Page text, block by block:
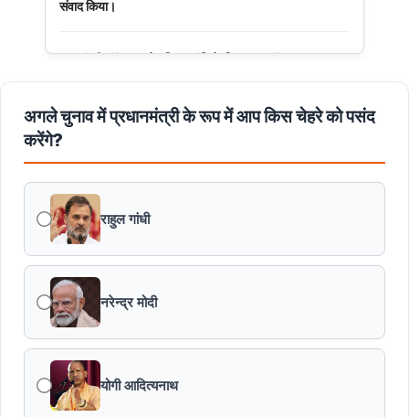
संवाद किया।
मुख्यमंत्री डॉ. यादव ने हरित क्रांति के शिल्पकार डॉ. एम.एस.
स्वामीनाथन की जयंती पर किया नमन
मुख्यमंत्री डॉ. यादव ने बाबूलाल जैन की पुण्यतिथि पर किया नमन
मुख्यमंत्री डॉ. यादव ने गुरुदेव रवीन्द्रनाथ टैगोर की पुण्यतिथि पर की
श्रद्धांजलि अर्पित
अगले चुनाव में प्रधानमंत्री के रूप में आप किस चेहरे को पसंद
करेंगे?
राहुल गांधी
नरेन्द्र मोदी
योगी आदित्यनाथ